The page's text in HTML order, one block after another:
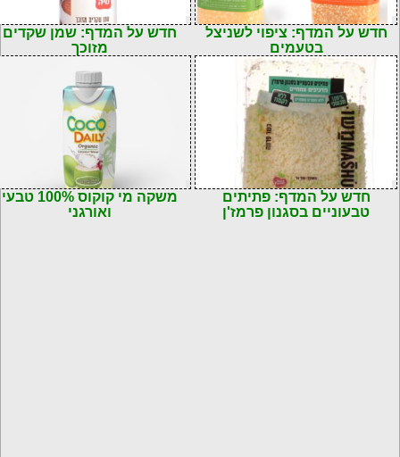
חדש על המדף: ציפוי לשניצל
בטעמים
חדש על המדף: שמן שקדים
מזוכך
חדש על המדף: פתיתים
טבעוניים בסגנון פרמז'ן
משקה מי קוקוס 100% טבעי
ואורגני